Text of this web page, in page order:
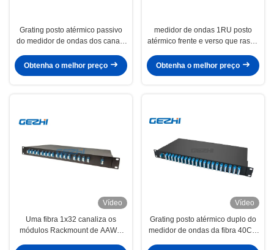
Grating posto atérmico passivo
do medidor de ondas dos canais
Obtenha o melhor preço
medidor de ondas 1RU posto
atérmico frente e verso que raspa
Obtenha o melhor preço
Vídeo
Uma fibra 1x32 canaliza os
módulos Rackmount de AAWG
Vídeo
Grating posto atérmico duplo do
medidor de ondas da fibra 40CH